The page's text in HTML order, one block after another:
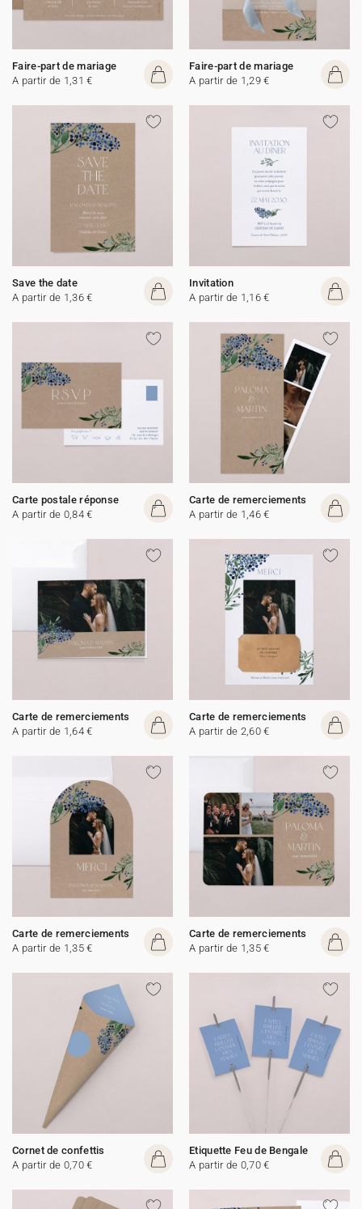
Faire-part de mariage
A partir de 1,31 €
Faire-part de mariage
A partir de 1,29 €
Save the date
A partir de 1,36 €
Invitation
A partir de 1,16 €
Carte postale réponse
A partir de 0,84 €
Carte de remerciements
A partir de 1,46 €
Carte de remerciements
A partir de 1,64 €
Carte de remerciements
A partir de 2,60 €
Carte de remerciements
A partir de 1,35 €
Carte de remerciements
A partir de 1,35 €
Cornet de confettis
A partir de 0,70 €
Etiquette Feu de Bengale
A partir de 0,70 €